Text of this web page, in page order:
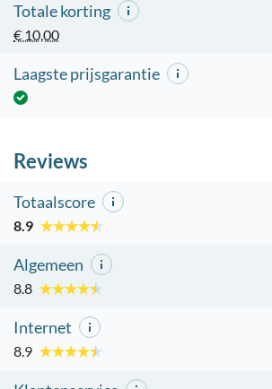
Totale korting
€ 10,00
Laagste prijsgarantie
Reviews
Totaalscore
8.9
Algemeen
8.8
Internet
8.9